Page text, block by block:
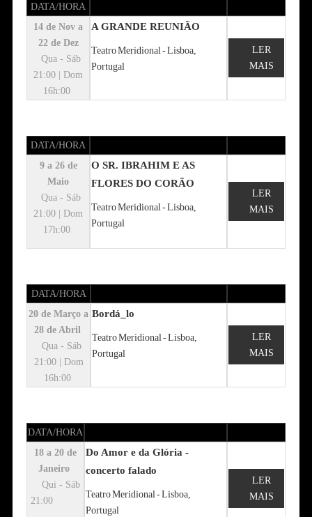
DATA/HORA
14 de Nov a
22 de Dez
Qua - Sáb
21:00 | Dom
16h:00
A GRANDE REUNIÃO
Teatro Meridional - Lisboa,
Portugal
LER
MAIS
DATA/HORA
9 a 26 de
Maio
Qua - Sáb
21:00
| Dom
17h:00
O SR. IBRAHIM E AS
FLORES DO CORÃO
Teatro Meridional - Lisboa,
Portugal
LER
MAIS
DATA/HORA
20 de Março a
28 de Abril
Qua - Sáb
21:00
| Dom
16h:00
Bordá_lo
Teatro Meridional - Lisboa,
Portugal
LER
MAIS
DATA/HORA
18 a 20 de
Janeiro
Qui - Sáb
21:00
Do Amor e da Glória -
concerto falado
Teatro Meridional - Lisboa,
Portugal
LER
MAIS